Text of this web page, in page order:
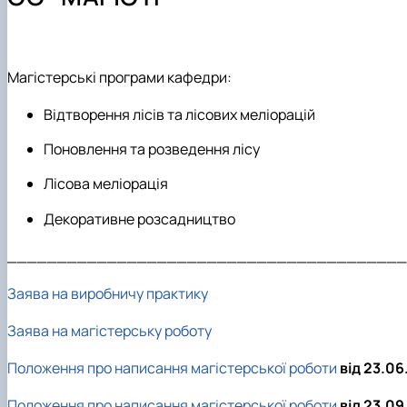
Лабораторії
Підручники, навчальні посібники, монографії
Сертифікатні програми
Магістерські програми кафедри:
Відтворення лісів та лісових меліорацій
Поновлення та розведення лісу
Лісова меліорація
Декоративне розсадництво
Заява на виробничу практику
Заява на магістерську роботу
Положення про написання магістерської роботи від